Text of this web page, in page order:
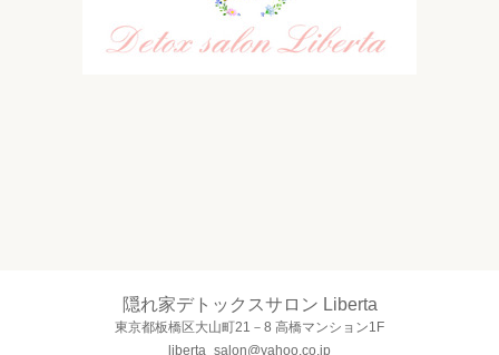
隠れ家デトックスサロン Liberta
東京都板橋区大山町21－8 高橋マンション1F
liberta_salon@yahoo.co.jp